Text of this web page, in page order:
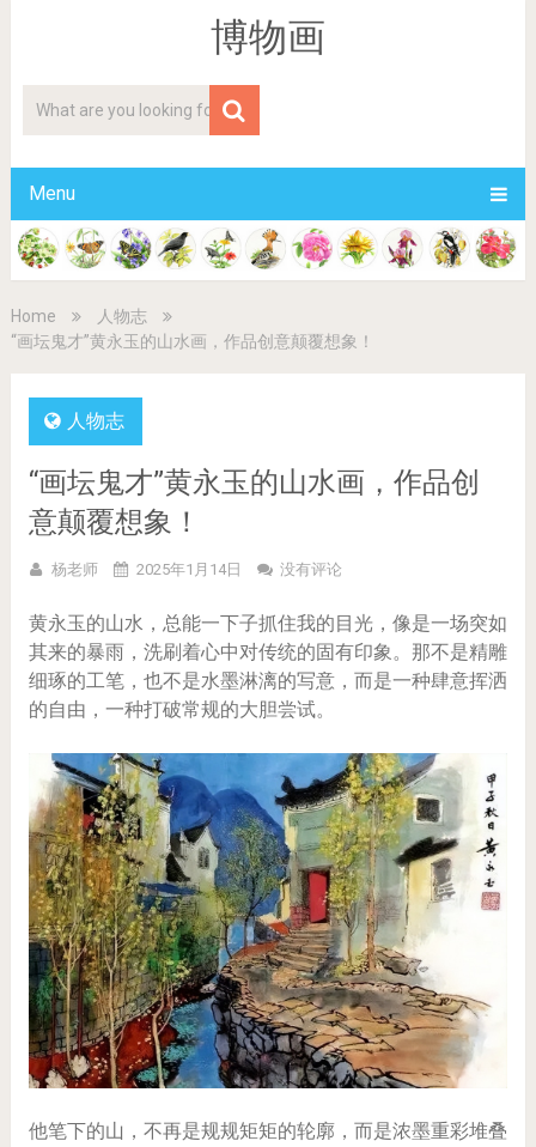
博物画
Menu
Home
人物志
“画坛鬼才”黄永玉的山水画，作品创意颠覆想象！
人物志
“画坛鬼才”黄永玉的山水画，作品创
意颠覆想象！
杨老师 2025年1月14日 没有评论
黄永玉的山水，总能一下子抓住我的目光，像是一场突如
其来的暴雨，洗刷着心中对传统的固有印象。那不是精雕
细琢的工笔，也不是水墨淋漓的写意，而是一种肆意挥洒
的自由，一种打破常规的大胆尝试。
他笔下的山，不再是规规矩矩的轮廓，而是浓墨重彩堆叠